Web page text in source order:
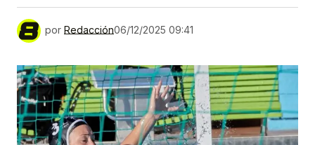
por Redacción06/12/2025 09:41